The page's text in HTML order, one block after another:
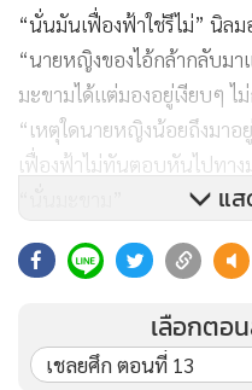
“นั่นมันเฟื่องฟ้าใช่รึไม่” นิลม
“นายหญิงของไอ้กล้ากลับมา
มะขามได้แต่มองอยู่เงียบๆ ไ
“เหตุใดนายหญิงน้อยถึงมา
เฟื่องฟ้าไม่ทันตอบหันไปทาง
“แลพ่อกับพี่มะลิล่ะ อยู่ที่นี่กับพ
ไม่นานต่อมา เฟื่องฟ้าร้องไ
ขุนผู้เป็นบิดา ในมือถือปิ่นปั
แ
เลือกตอ
เชลยศึก ตอนที่ 13